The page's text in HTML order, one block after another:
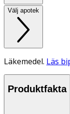
Välj apotek
Läkemedel. Läs
Produktfakta